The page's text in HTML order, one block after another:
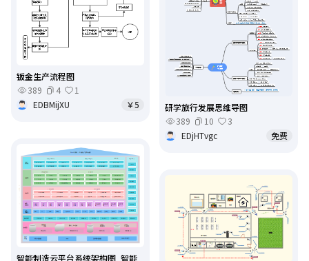
钣金生产流程图
389
4
1
EDBMijXU
￥5
研学旅行发展思维导图
389
10
3
EDjHTvgc
免费
智能制造云平台系统架构图_智能